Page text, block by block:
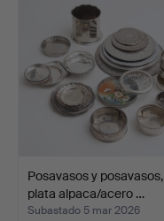
Posavasos y posavasos,
plata alpaca/acero …
Subastado 5 mar 2026